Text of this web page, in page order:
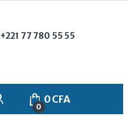
+221 77 780 55 55
My Account
0
0CFA